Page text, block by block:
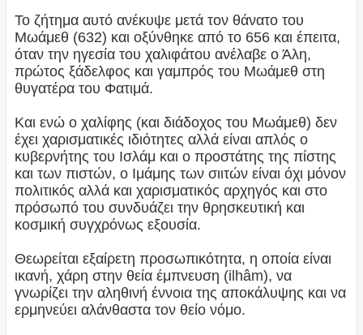
Το ζήτημα αυτό ανέκυψε μετά τον θάνατο του
Μωάμεθ (632) και οξύνθηκε από το 656 και έπειτα,
όταν την ηγεσία του χαλιφάτου ανέλαβε ο Άλη,
πρώτος ξάδελφος και γαμπρός του Μωάμεθ στη
θυγατέρα του Φατιμά.
Και ενώ ο χαλίφης (και διάδοχος του Μωάμεθ) δεν
έχει χαρισματικές ιδιότητες αλλά είναι απλός ο
κυβερνήτης του Ισλάμ και ο προστάτης της πίστης
και των πιστών, ο Ιμάμης των σιιτών είναι όχι μόνον
πολιτικός αλλά και χαρισματικός αρχηγός και στο
πρόσωπό του συνδυάζει την θρησκευτική και
κοσμική συγχρόνως εξουσία.
Θεωρείται εξαίρετη προσωπικότητα, η οποία είναι
ικανή, χάρη στην θεία έμπνευση (ilhâm), να
γνωρίζει την αληθινή έννοια της αποκάλυψης και να
ερμηνεύει αλάνθαστα τον θείο νόμο.